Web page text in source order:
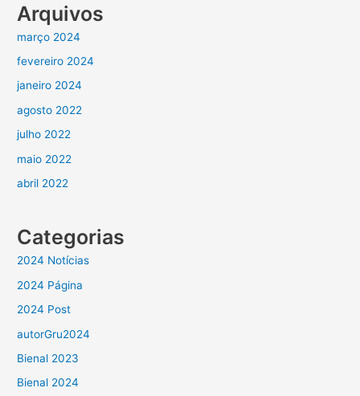
Arquivos
março 2024
fevereiro 2024
janeiro 2024
agosto 2022
julho 2022
maio 2022
abril 2022
Categorias
2024 Notícias
2024 Página
2024 Post
autorGru2024
Bienal 2023
Bienal 2024